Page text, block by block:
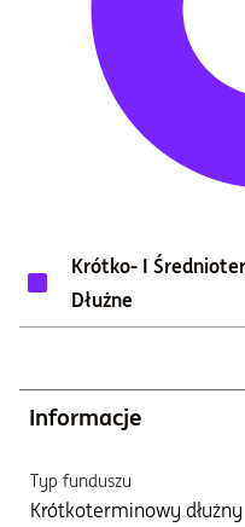
Krótko- I
Dłużne
Informacje
Typ funduszu
Krótkoterminowy dłużny